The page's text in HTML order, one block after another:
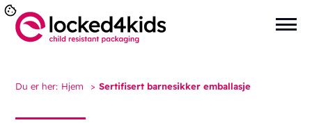
Du er her: Hjem > Sertifisert barnesikker emballasje